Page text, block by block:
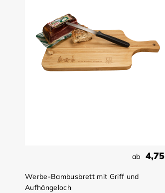
ab 4,75
Werbe-Bambusbrett mit Griff und
Aufhängeloch